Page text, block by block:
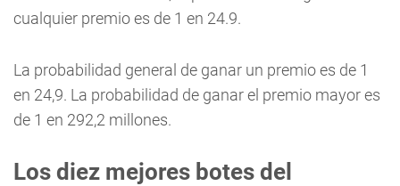
cualquier premio es de 1 en 24.9.
La probabilidad general de ganar un premio es de 1
en 24,9. La probabilidad de ganar el premio mayor es
de 1 en 292,2 millones.
Los diez mejores botes del